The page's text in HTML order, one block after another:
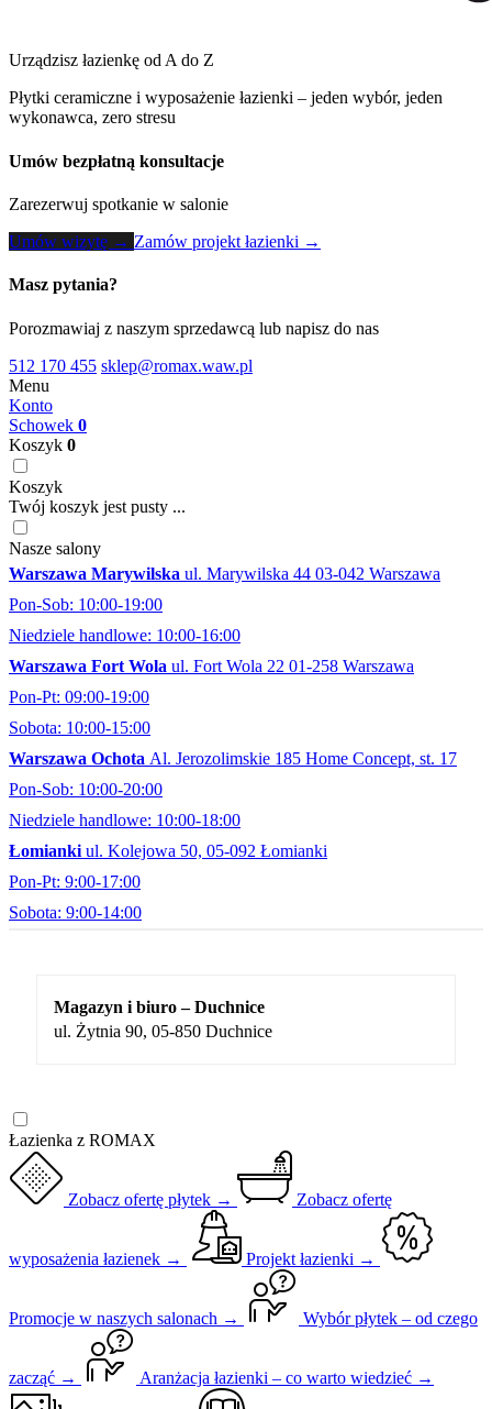
Urządzisz łazienkę od A do Z
Płytki ceramiczne i wyposażenie łazienki – jeden wybór, jeden
wykonawca, zero stresu
Umów bezpłatną konsultacje
Zarezerwuj spotkanie w salonie
Umów wizytę → Zamów projekt łazienki →
Masz pytania?
Porozmawiaj z naszym sprzedawcą lub napisz do nas
512 170 455 sklep@romax.waw.pl
Menu
Konto
Schowek 0
Koszyk 0
Koszyk
Twój koszyk jest pusty ...
Nasze salony
Warszawa Marywilska ul. Marywilska 44 03-042 Warszawa
Pon-Sob: 10:00-19:00
Niedziele handlowe: 10:00-16:00
Warszawa Fort Wola ul. Fort Wola 22 01-258 Warszawa
Pon-Pt: 09:00-19:00
Sobota: 10:00-15:00
Warszawa Ochota Al. Jerozolimskie 185 Home Concept, st. 17
Pon-Sob: 10:00-20:00
Niedziele handlowe: 10:00-18:00
Łomianki ul. Kolejowa 50, 05-092 Łomianki
Pon-Pt: 9:00-17:00
Sobota: 9:00-14:00
Magazyn i biuro – Duchnice
ul. Żytnia 90, 05-850 Duchnice
Łazienka z ROMAX
Zobacz ofertę płytek → Zobacz ofertę
wyposażenia łazienek → Projekt łazienki →
Promocje w naszych salonach → Wybór płytek – od czego
zacząć → Aranżacja łazienki – co warto wiedzieć →